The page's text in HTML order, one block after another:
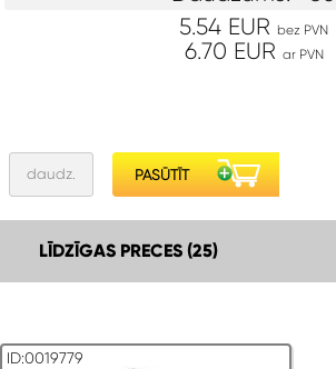
5.54 EUR bez PVN
6.70 EUR ar PVN
LĪDZĪGAS PRECES (25)
ID:0019779